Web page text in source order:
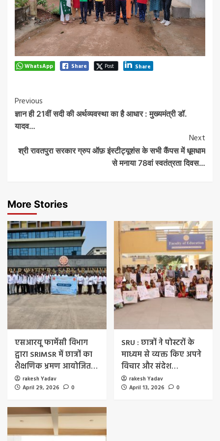
WhatsApp Share Post Share
Post
Navigation
Previous
ज्ञान ही 21वीं सदी की अर्थव्यवस्था का है आधार : मुख्यमंत्री डॉ.
यादव…
Next
श्री रावतपुरा सरकार ग्रुप ऑफ़ इंस्टीट्यूशंस के सभी कैंपस में धूमधाम
से मनाया 78वां स्वतंत्रता दिवस…
More Stories
एसआरयू फार्मेसी विभाग
द्वारा SRIMSR में छात्रों का
शैक्षणिक भ्रमण आयोजित…
rakesh Yadav
April 29, 2026
0
SRU : छात्रों ने पोस्टरों के
माध्यम से व्यक्त किए अपने
विचार और संदेश…
rakesh Yadav
April 13, 2026
0